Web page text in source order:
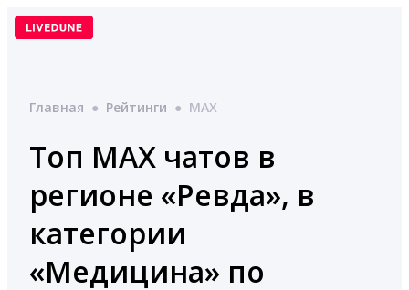
Перейти
Главная ● Рейтинги ● MAX
Топ MAX чатов в
регионе «Ревда», в
категории
«Медицина» по